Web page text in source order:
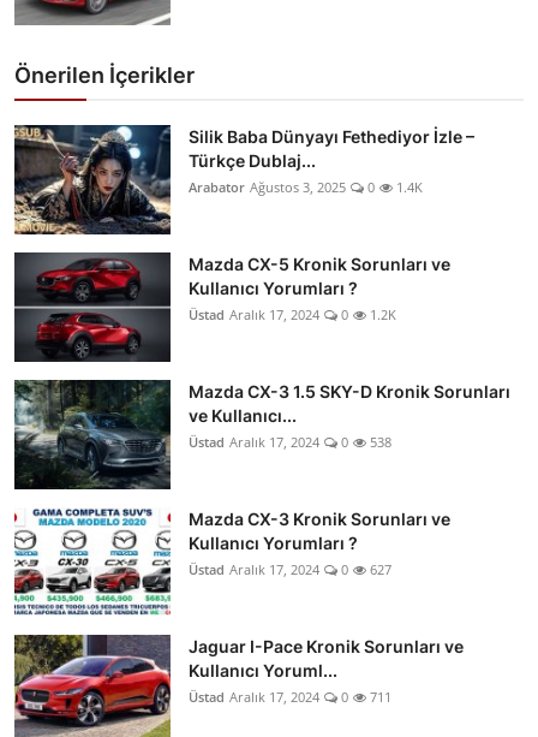
Önerilen İçerikler
Silik Baba Dünyayı Fethediyor İzle –
Türkçe Dublaj...
Arabator Ağustos 3, 2025 0 1.4K
Mazda CX-5 Kronik Sorunları ve
Kullanıcı Yorumları ?
Üstad Aralık 17, 2024 0 1.2K
Mazda CX-3 1.5 SKY-D Kronik Sorunları
ve Kullanıcı...
Üstad Aralık 17, 2024 0 538
Mazda CX-3 Kronik Sorunları ve
Kullanıcı Yorumları ?
Üstad Aralık 17, 2024 0 627
Jaguar I-Pace Kronik Sorunları ve
Kullanıcı Yoruml...
Üstad Aralık 17, 2024 0 711